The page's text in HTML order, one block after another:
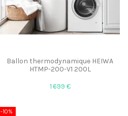
Ballon thermodynamique HEIWA
HTMP-200-V1 200L
1 699 €
-10%